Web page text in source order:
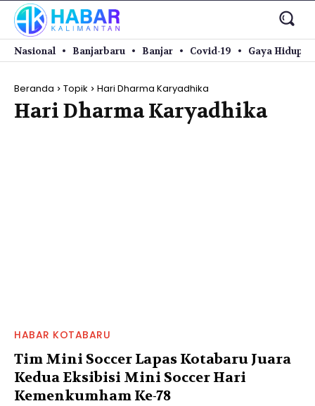
Nasional Banjarbaru Banjar Covid-19 Gaya Hidup
Beranda Topik Hari Dharma Karyadhika
Hari Dharma Karyadhika
HABAR KOTABARU
Tim Mini Soccer Lapas Kotabaru Juara
Kedua Eksibisi Mini Soccer Hari
Kemenkumham Ke-78